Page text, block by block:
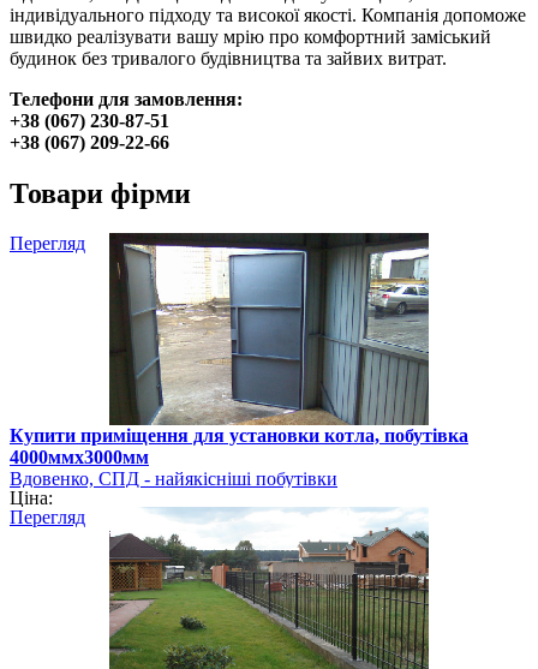
індивідуального підходу та високої якості. Компанія допоможе
швидко реалізувати вашу мрію про комфортний заміський
будинок без тривалого будівництва та зайвих витрат.
Телефони для замовлення:
+38 (067) 230-87-51
+38 (067) 209-22-66
Товари фірми
Перегляд
Купити приміщення для установки котла, побутівка
4000ммх3000мм
Вдовенко, СПД - найякісніші побутівки
Ціна:
Перегляд